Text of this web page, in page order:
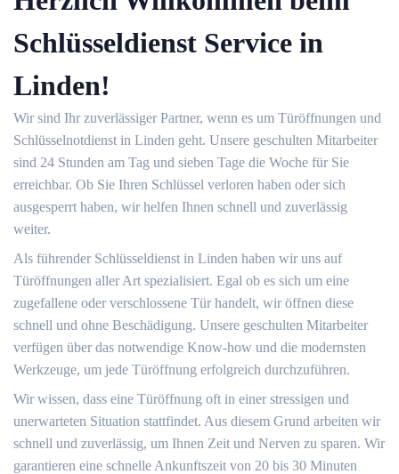
Schlüsseldienst Service in
Linden!
Wir sind Ihr zuverlässiger Partner, wenn es um Türöffnungen und
Schlüsselnotdienst in Linden geht. Unsere geschulten Mitarbeiter
sind 24 Stunden am Tag und sieben Tage die Woche für Sie
erreichbar. Ob Sie Ihren Schlüssel verloren haben oder sich
ausgesperrt haben, wir helfen Ihnen schnell und zuverlässig
weiter.
Als führender Schlüsseldienst in Linden haben wir uns auf
Türöffnungen aller Art spezialisiert. Egal ob es sich um eine
zugefallene oder verschlossene Tür handelt, wir öffnen diese
schnell und ohne Beschädigung. Unsere geschulten Mitarbeiter
verfügen über das notwendige Know-how und die modernsten
Werkzeuge, um jede Türöffnung erfolgreich durchzuführen.
Wir wissen, dass eine Türöffnung oft in einer stressigen und
unerwarteten Situation stattfindet. Aus diesem Grund arbeiten wir
schnell und zuverlässig, um Ihnen Zeit und Nerven zu sparen. Wir
garantieren eine schnelle Ankunftszeit von 20 bis 30 Minuten